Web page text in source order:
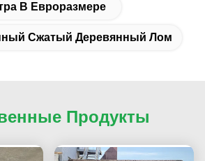
В Евроразмере
Сжатый Деревянный Лом
Продукты